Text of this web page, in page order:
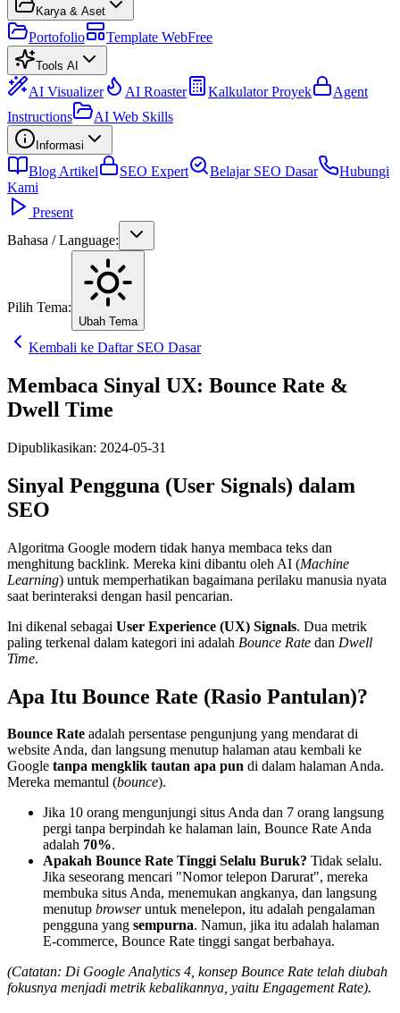
Karya & Aset
Portofolio Template WebFree
Tools AI
AI Visualizer AI Roaster Kalkulator Proyek
Agent
Instructions
AI Web Skills
Informasi
Blog Artikel SEO Expert Belajar SEO Dasar
Hubungi
Kami
Present
Bahasa / Language:
Pilih Tema:
Ubah Tema
Kembali ke Daftar SEO Dasar
Membaca Sinyal UX: Bounce Rate &
Dwell Time
Dipublikasikan: 2024-05-31
Sinyal Pengguna (User Signals) dalam
SEO
Algoritma Google modern tidak hanya membaca teks dan
menghitung backlink. Mereka kini dibantu oleh AI (Machine
Learning) untuk memperhatikan bagaimana perilaku manusia nyata
saat berinteraksi dengan hasil pencarian.
Ini dikenal sebagai User Experience (UX) Signals. Dua metrik
paling terkenal dalam kategori ini adalah Bounce Rate dan Dwell
Time.
Apa Itu Bounce Rate (Rasio Pantulan)?
Bounce Rate adalah persentase pengunjung yang mendarat di
website Anda, dan langsung menutup halaman atau kembali ke
Google tanpa mengklik tautan apa pun di dalam halaman Anda.
Mereka memantul (bounce).
Jika 10 orang mengunjungi situs Anda dan 7 orang langsung
pergi tanpa berpindah ke halaman lain, Bounce Rate Anda
adalah 70%.
Apakah Bounce Rate Tinggi Selalu Buruk? Tidak selalu.
Jika seseorang mencari "Nomor telepon Darurat", mereka
membuka situs Anda, menemukan angkanya, dan langsung
menutup browseruntuk menelepon, itu adalah pengalaman
pengguna yang sempurna. Namun, jika itu adalah halaman
E-commerce, Bounce Rate tinggi sangat berbahaya.
(Catatan: Di Google Analytics 4, konsep Bounce Rate telah diubah
fokusnya menjadi metrik kebalikannya, yaitu Engagement Rate).